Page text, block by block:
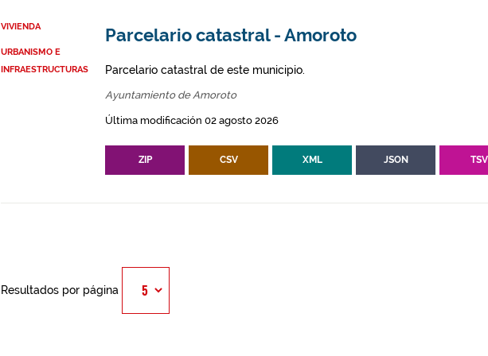
VIVIENDA
URBANISMO E
INFRAESTRUCTURAS
Parcelario catastral - Amoroto
Parcelario catastral de este municipio.
Ayuntamiento de Amoroto
Última modificación 02 agosto 2026
ZIP CSV XML JSON TSV
Resultados por página